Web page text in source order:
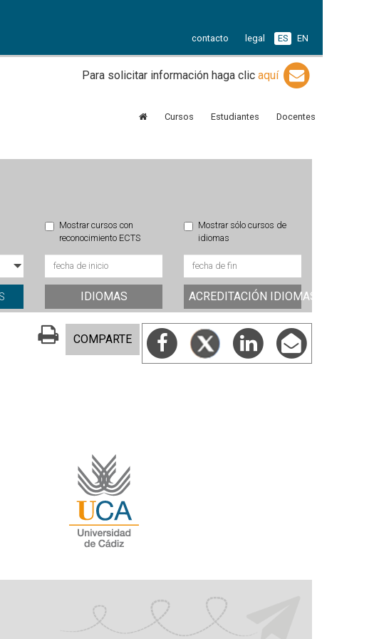
contacto legal ES EN
Para solicitar información haga clicaquí
Cursos Estudiantes Docentes
Mostrar cursos con
reconocimiento ECTS
Mostrar sólo cursos de
idiomas
IDIOMAS ACREDITACIÓN IDIOMAS
COMPARTE